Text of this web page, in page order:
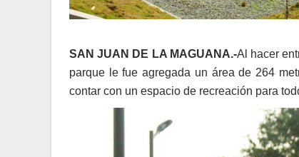
SAN JUAN DE LA MAGUANA.-Al hacer
parque le fue agregada un área de 264
contar con un espacio de recreación para